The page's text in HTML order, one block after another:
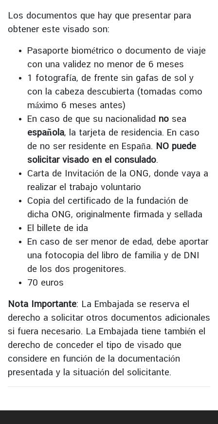
e
M
y
A
r
s
T
h
a
i
l
Los documentos que hay que presentar para
obtener este visado son:
Pasaporte biométrico o documento de viaje
con una validez no menor de 6 meses
1 fotografía, de frente sin gafas de sol y
con la cabeza descubierta (tomadas como
máximo 6 meses antes)
En caso de que su nacionalidad no sea
española, la tarjeta de residencia. En caso
de no ser residente en España. NO puede
solicitar visado en el consulado.
Carta de Invitación de la ONG, donde vaya a
realizar el trabajo voluntario
Copia del certificado de la fundación de
dicha ONG, originalmente firmada y sellada
El billete de ida
En caso de ser menor de edad, debe aportar
una fotocopia del libro de familia y de DNI
de los dos progenitores.
70 euros
Nota Importante: La Embajada se reserva el
derecho a solicitar otros documentos adicionales
si fuera necesario. La Embajada tiene también el
derecho de conceder el tipo de visado que
considere en función de la documentación
presentada y la situación del solicitante.